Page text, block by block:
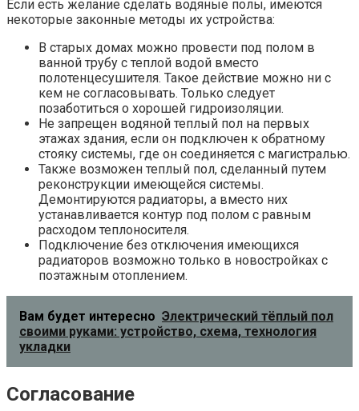
Если есть желание сделать водяные полы, имеются
некоторые законные методы их устройства:
В старых домах можно провести под полом в
ванной трубу с теплой водой вместо
полотенцесушителя. Такое действие можно ни с
кем не согласовывать. Только следует
позаботиться о хорошей гидроизоляции.
Не запрещен водяной теплый пол на первых
этажах здания, если он подключен к обратному
стояку системы, где он соединяется с магистралью.
Также возможен теплый пол, сделанный путем
реконструкции имеющейся системы.
Демонтируются радиаторы, а вместо них
устанавливается контур под полом с равным
расходом теплоносителя.
Подключение без отключения имеющихся
радиаторов возможно только в новостройках с
поэтажным отоплением.
Вам будет интересно Электрический тёплый пол
своими руками: устройство, схема, технология
укладки
Согласование